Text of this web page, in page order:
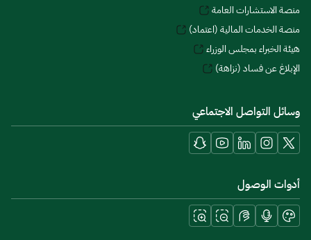
منصة الاستشارات العامة
منصة الخدمات المالية (اعتماد)
هيئة الخبراء بمجلس الوزراء
الإبلاغ عن فساد (نزاهة)
وسائل التواصل الاجتماعي
أدوات الوصول